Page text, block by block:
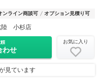
ンライン商談可 オプション見積り可
陸 小杉店
わせ
お気に入り
見ています